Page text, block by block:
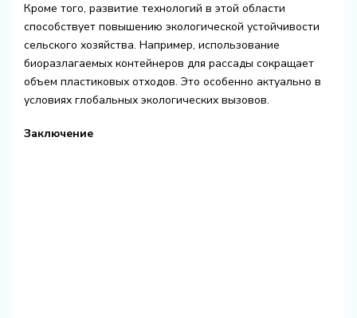
Кроме того, развитие технологий в этой области
способствует повышению экологической устойчивости
сельского хозяйства. Например, использование
биоразлагаемых контейнеров для рассады сокращает
объем пластиковых отходов. Это особенно актуально в
условиях глобальных экологических вызовов.
Заключение